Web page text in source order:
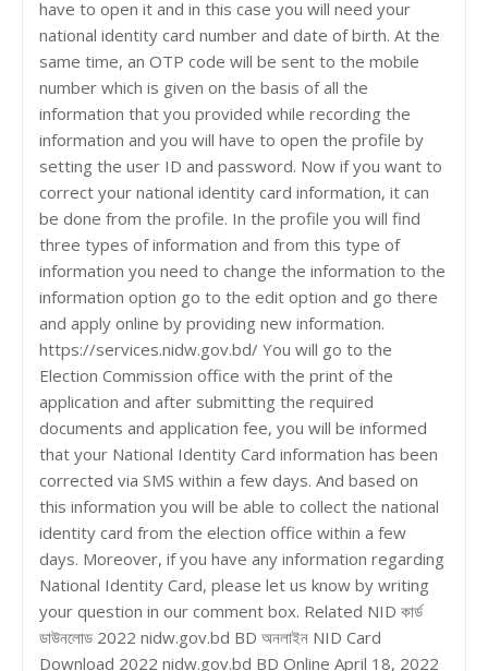
have to open it and in this case you will need your
national identity card number and date of birth. At the
same time, an OTP code will be sent to the mobile
number which is given on the basis of all the
information that you provided while recording the
information and you will have to open the profile by
setting the user ID and password. Now if you want to
correct your national identity card information, it can
be done from the profile. In the profile you will find
three types of information and from this type of
information you need to change the information to the
information option go to the edit option and go there
and apply online by providing new information.
https://services.nidw.gov.bd/ You will go to the
Election Commission office with the print of the
application and after submitting the required
documents and application fee, you will be informed
that your National Identity Card information has been
corrected via SMS within a few days. And based on
this information you will be able to collect the national
identity card from the election office within a few
days. Moreover, if you have any information regarding
National Identity Card, please let us know by writing
your question in our comment box. Related NID কার্ড
ডাউনলোড 2022 nidw.gov.bd BD অনলাইন NID Card
Download 2022 nidw.gov.bd BD Online April 18, 2022